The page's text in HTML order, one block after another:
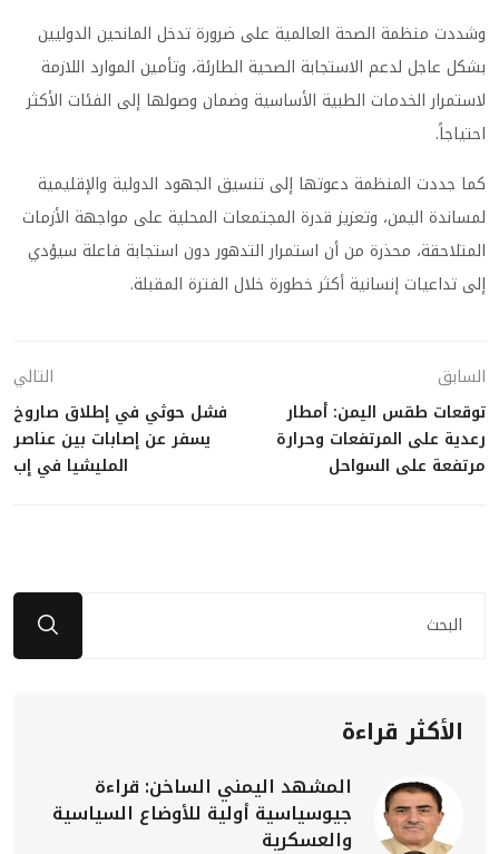
وشددت منظمة الصحة العالمية على ضرورة تدخل المانحين الدوليين
بشكل عاجل لدعم الاستجابة الصحية الطارئة، وتأمين الموارد اللازمة
لاستمرار الخدمات الطبية الأساسية وضمان وصولها إلى الفئات الأكثر
احتياجاً.
كما جددت المنظمة دعوتها إلى تنسيق الجهود الدولية والإقليمية
لمساندة اليمن، وتعزيز قدرة المجتمعات المحلية على مواجهة الأزمات
المتلاحقة، محذرة من أن استمرار التدهور دون استجابة فاعلة سيؤدي
إلى تداعيات إنسانية أكثر خطورة خلال الفترة المقبلة.
السابق
توقعات طقس اليمن: أمطار
رعدية على المرتفعات وحرارة
مرتفعة على السواحل
التالي
فشل حوثي في إطلاق صاروخ
يسفر عن إصابات بين عناصر
المليشيا في إب
الأكثر قراءة
المشهد اليمني الساخن: قراءة
جيوسياسية أولية للأوضاع السياسية
والعسكرية